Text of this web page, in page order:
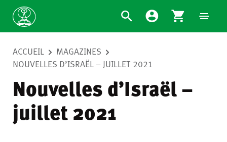
ACCUEIL
MAGAZINES
NOUVELLES D’ISRAËL – JUILLET 2021
Nouvelles d’Israël –
juillet 2021